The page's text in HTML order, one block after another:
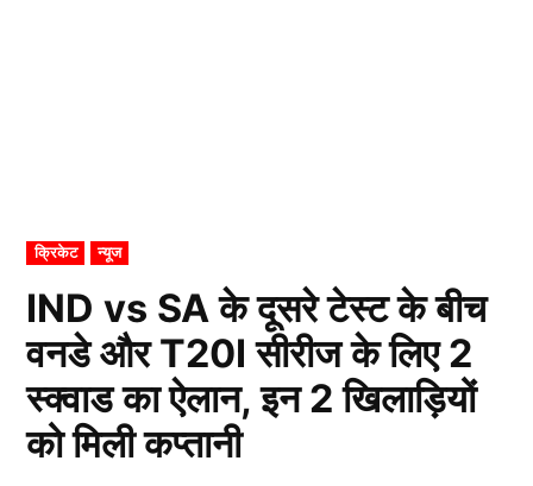
POSTED
IN
क्रिकेट न्यूज
IND vs SA के दूसरे टेस्ट के बीच
वनडे और T20I सीरीज के लिए 2
स्क्वाड का ऐलान, इन 2 खिलाड़ियों
को मिली कप्तानी